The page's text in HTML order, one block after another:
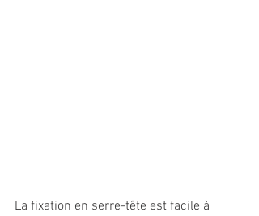
La fixation en serre-tête est facile à